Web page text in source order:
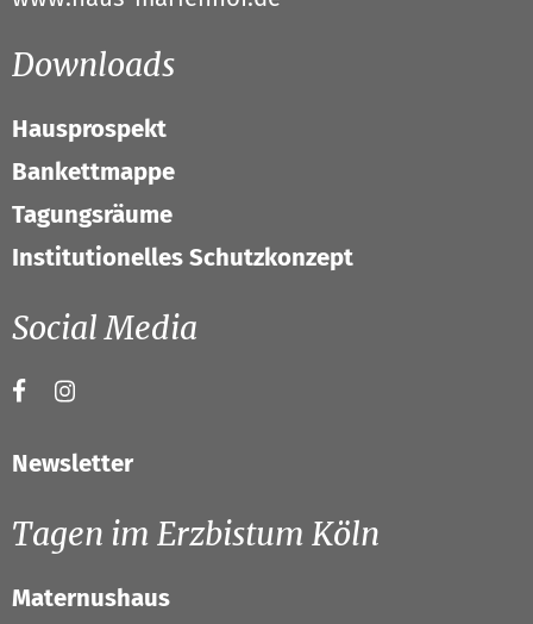
Downloads
Hausprospekt
Bankettmappe
Tagungsräume
Institutionelles Schutzkonzept
Social Media
Newsletter
Tagen im Erzbistum Köln
Maternushaus